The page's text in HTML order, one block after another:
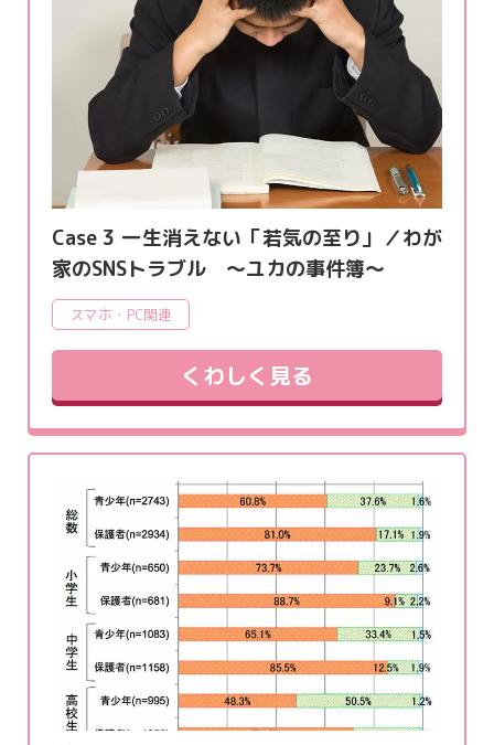
Case 3 一生消えない「若気の至り」／わが
家のSNSトラブル ～ユカの事件簿～
スマホ・PC関連
くわしく見る